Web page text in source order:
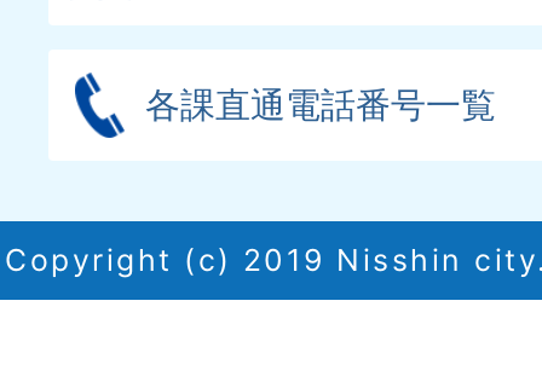
各課直通電話番号一覧
Copyright (c) 2019 Nisshin